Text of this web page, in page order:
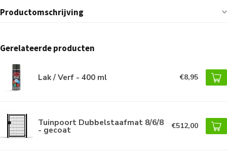
Productomschrijving
Gerelateerde producten
Lak / Verf - 400 ml €8,95
Tuinpoort Dubbelstaafmat 8/6/8
- gecoat €512,00